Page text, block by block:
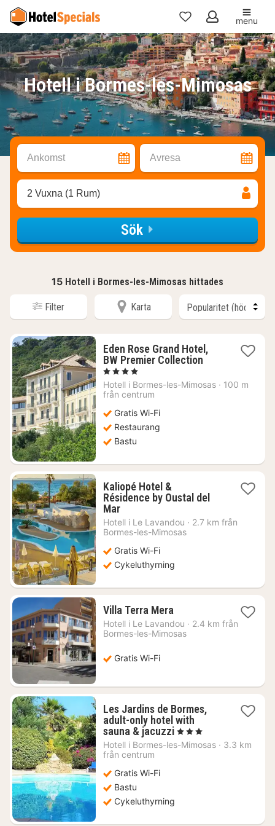
Mina
favoriter
menu
Hotell i Bormes-les-Mimosas
Ankomst Avresa
2 Vuxna (1 Rum)
Sök
15 Hotell i Bormes-les-Mimosas hittades
Filter Karta
Eden Rose Grand Hotel,
BW Premier Collection1
från
, 4 Stjärnor
Hotell i Bormes-les-Mimosas · 100 m
från centrum
Gratis Wi-Fi
Restaurang
Bastu
Kaliopé Hotel &
Résidence by Oustal del
Mar1
natt
från
kr.
Hotell i Le Lavandou · 2.7 km från
Bormes-les-Mimosas
Gratis Wi-Fi
Cykeluthyrning
Villa Terra Mera1
natt
från
Hotell i Le Lavandou · 2.4 km från
Bormes-les-Mimosas
Gratis Wi-Fi
Les Jardins de Bormes,
adult-only hotel with
sauna & jacuzzi1
natt
, 3 Stjärnor
Hotell i Bormes-les-Mimosas · 3.3 km
från centrum
Gratis Wi-Fi
Bastu
Cykeluthyrning